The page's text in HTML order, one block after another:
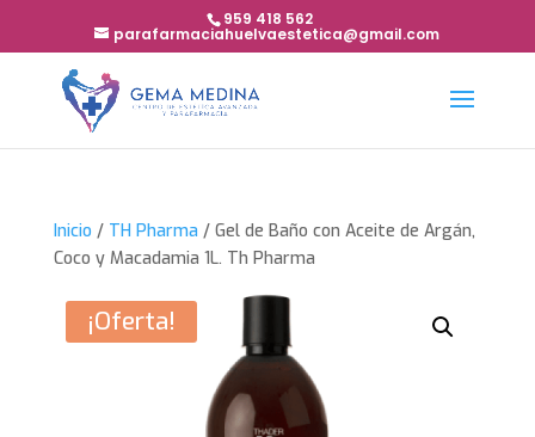
959 418 562
parafarmaciahuelvaestetica@gmail.com
Inicio / TH Pharma / Gel de Baño con Aceite de Argán,
Coco y Macadamia 1L. Th Pharma
¡Oferta!